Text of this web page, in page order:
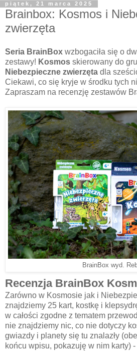
piątek, 21 marca 2025
Brainbox: Kosmos i
zwierzęta
Seria BrainBox wzbogaciła się o
zestawy! Kosmos skierowany do
Niebezpieczne zwierzęta dla
Ciekawi, co się kryje w środku tych
Zapraszam na recenzję zestawów
BrainBox wyd.
Recenzja BrainBox
Zarówno w Kosmosie jak i
znajdziemy 25 kart, kostkę i
w całości zgodne z tematem
nie znajdziemy nic, co nie dotyczy
gwiazdy i planety się tu znalazły
końcu wpisu, pokazuję w nim karty)